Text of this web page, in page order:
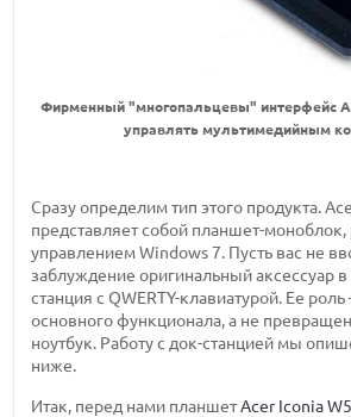
Фирменный "многопальцевы" интерфейс
управлять мультимедийным
Сразу определим тип этого продукта.
представляет собой планшет-
управлением Windows 7. Пусть вас не
заблуждение оригинальный аксессуар
станция с QWERTY-клавиатурой. Ее
основного функционала, а не
ноутбук. Работу с док-станцией мы
ниже.
Итак, перед нами планшетAcer Iconia